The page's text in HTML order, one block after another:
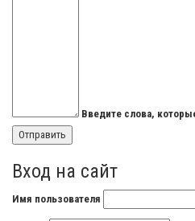
Введите слова,
Вход на сайт
Имя пользователя